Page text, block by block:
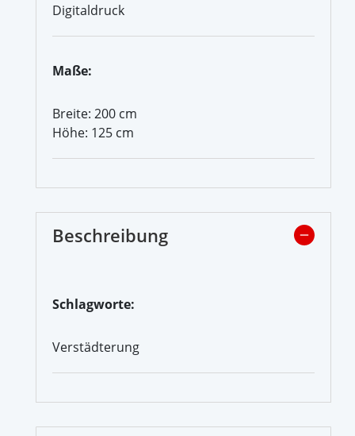
Digitaldruck
Maße:
Breite: 200 cm
Höhe: 125 cm
Beschreibung
Schlagworte:
Verstädterung